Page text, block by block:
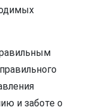
и заботе о